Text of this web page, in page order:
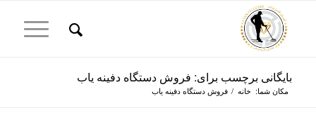
بایگانی برچسب برای: فروش دستگاه دفینه یاب
مکان شما: خانه / فروش دستگاه دفینه یاب